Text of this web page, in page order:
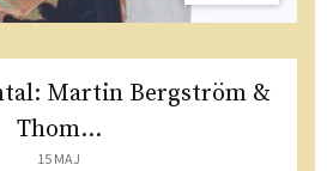
Martin Bergström &
Thom...
15 MAJ